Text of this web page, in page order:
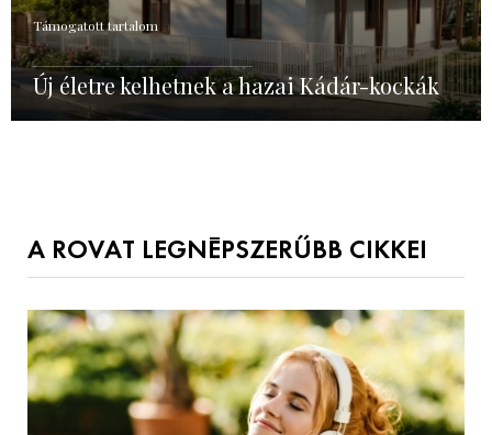
Támogatott tartalom
Új életre kelhetnek a hazai Kádár-kockák
A ROVAT LEGNÉPSZERŰBB CIKKEI